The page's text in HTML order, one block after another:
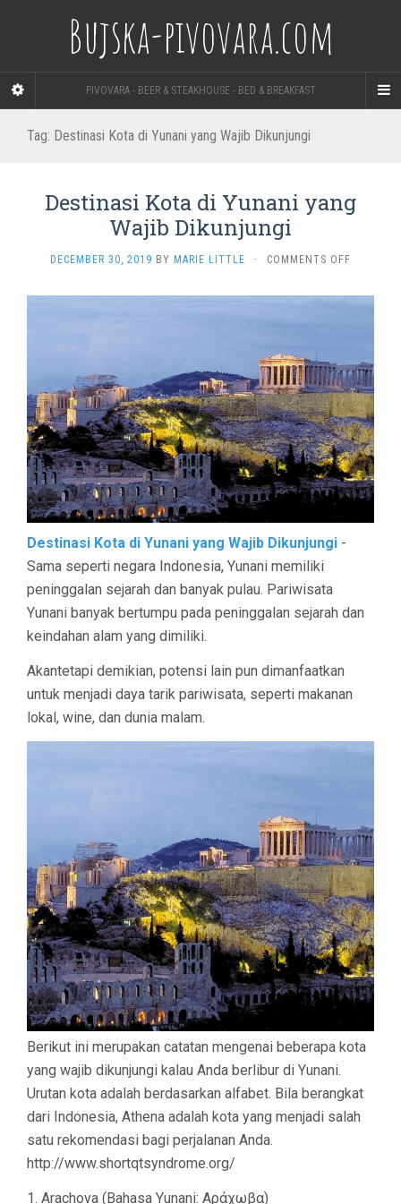
Bujska-pivovara.com
PIVOVARA - BEER & STEAKHOUSE - BED & BREAKFAST
Tag: Destinasi Kota di Yunani yang Wajib Dikunjungi
Destinasi Kota di Yunani yang
Wajib Dikunjungi
DECEMBER 30, 2019 BY MARIE LITTLE · COMMENTS OFF
KOTA
WAJIB
Destinasi Kota di Yunani yang Wajib Dikunjungi -
Sama seperti negara Indonesia, Yunani memiliki
peninggalan sejarah dan banyak pulau. Pariwisata
Yunani banyak bertumpu pada peninggalan sejarah dan
keindahan alam yang dimiliki.
Akantetapi demikian, potensi lain pun dimanfaatkan
untuk menjadi daya tarik pariwisata, seperti makanan
lokal, wine, dan dunia malam.
Berikut ini merupakan catatan mengenai beberapa kota
yang wajib dikunjungi kalau Anda berlibur di Yunani.
Urutan kota adalah berdasarkan alfabet. Bila berangkat
dari Indonesia, Athena adalah kota yang menjadi salah
satu rekomendasi bagi perjalanan Anda.
http://www.shortqtsyndrome.org/
1. Arachova (Bahasa Yunani: Αράχωβα)